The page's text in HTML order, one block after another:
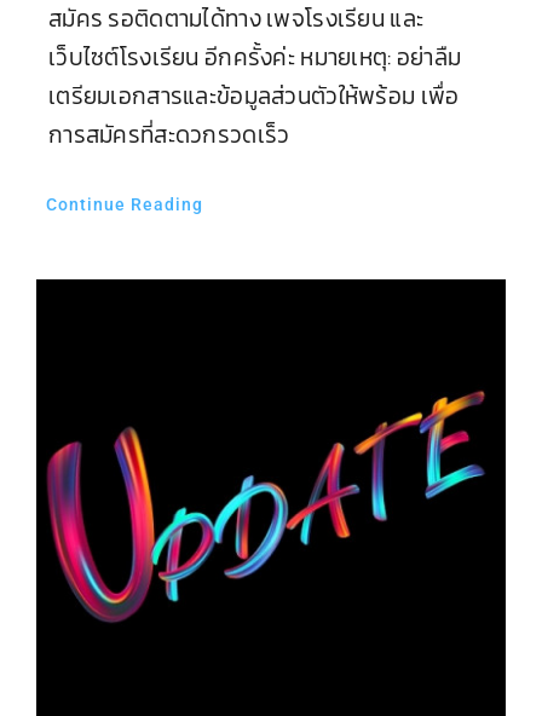
สมัคร รอติดตามได้ทาง เพจโรงเรียน และ
เว็บไซต์โรงเรียน อีกครั้งค่ะ หมายเหตุ: อย่าลืม
เตรียมเอกสารและข้อมูลส่วนตัวให้พร้อม เพื่อ
การสมัครที่สะดวกรวดเร็ว
Continue Reading